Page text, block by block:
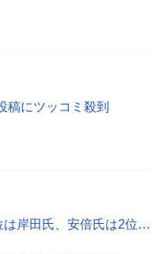
稿にツッコミ殺到
は岸田氏、安倍氏は2位…